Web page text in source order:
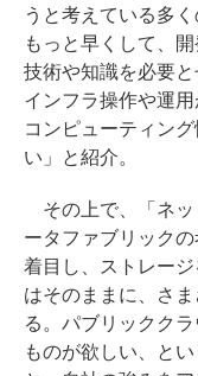
うと考えている多
もっと早くして、
技術や知識を必要
インフラ操作や運
コンピューティン
い」と紹介。
その上で、「ネッ
ータファブリック
着目し、ストレー
はそのままに、さ
る。パブリックク
ものが欲しい、と